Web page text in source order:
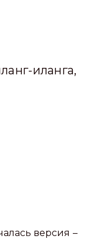
иланга,
версия –